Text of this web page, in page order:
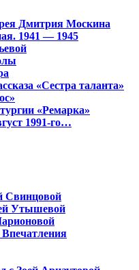
Дмитрия Москина
1941 — 1945
«Сестра таланта»
«Ремарка»
1991-го…
Свинцовой
Утышевой